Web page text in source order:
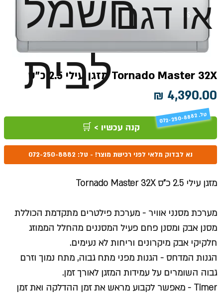
או דגם
לביתTornado Master 32X מזגן עילי 2.5 כ"ס
קנה עכשיו > 🛒
נא לבדוק מלאי לפני רכישת מוצר! - טל: 072-250-8882
מזגן עילי 2.5 כ"ס Tornado Master 32X
מערכת מסנני אוויר - מערכת פילטרים מתקדמת הכוללת
מסנן אבק ומסנן פחם פעיל המסננים מהחלל הממוזג
חלקיקי אבק מיקרונים וריחות לא נעימים.
הגנות המדחס - הגנות מפני מתח גבוה, מתח נמוך וזרם
גבוה השומרים על עמידות המזגן לאורך זמן.
Timer - מאפשר לקבוע מראש את זמן ההדלקה ואת זמן
072-250-8882 .טל